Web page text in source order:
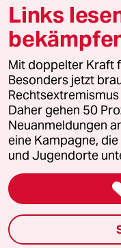
© 2026 taz Verlags
Alle Rechte vorbehalten.
wenden Sie sich bitte an
Feedback
Leitlinie Informant
Seitenwende
Links
Mit doppelter Kraft
Besonders jetzt
Daher gehen 50
Neuanmeldungen
eine Kampagne,
und Jugendorte